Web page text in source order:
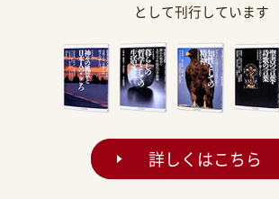
として刊行しています
詳しくはこちら